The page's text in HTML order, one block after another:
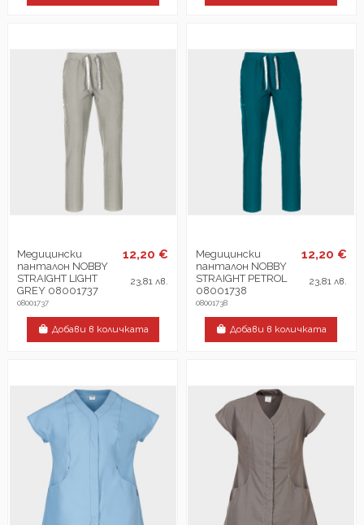
Медицински
панталон NOBBY
STRAIGHT LIGHT
GREY 08001737
08001737
12,20 €
23,81 лв.
Добави в количката
Медицински
панталон NOBBY
STRAIGHT PETROL
08001738
08001738
12,20 €
23,81 лв.
Добави в количката